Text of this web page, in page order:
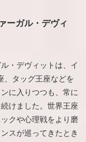
ーガル・デヴィ
・デヴィットは、イ
、タッグ王座などを
に入りつつも、常に
けました。世界王座
クや心理戦をより磨
スが巡ってきたとき